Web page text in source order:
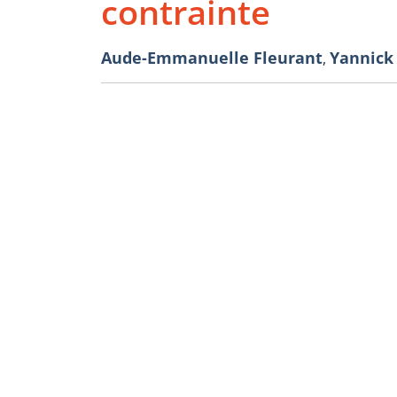
contrainte
Aude-Emmanuelle Fleurant,